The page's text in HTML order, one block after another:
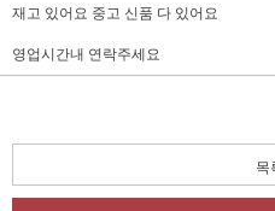
재고 있어요 중고 신품 다 있어요
영업시간내 연락주세요
목